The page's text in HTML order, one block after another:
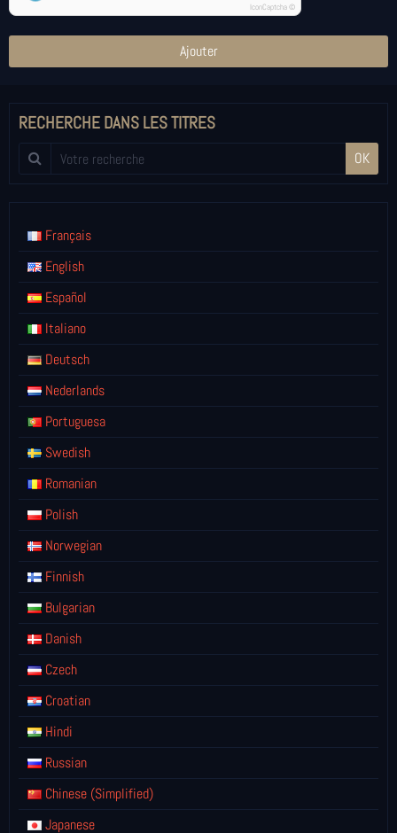
IconCaptcha ©
Ajouter
RECHERCHE DANS LES TITRES
OK
Français
English
Español
Italiano
Deutsch
Nederlands
Portuguesa
Swedish
Romanian
Polish
Norwegian
Finnish
Bulgarian
Danish
Czech
Croatian
Hindi
Russian
Chinese (Simplified)
Japanese